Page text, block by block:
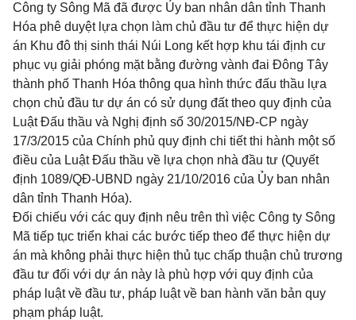
Công ty Sông Mã đã được Ủy ban nhân dân tỉnh Thanh
Hóa phê duyệt lựa chọn làm chủ đầu tư để thực hiện dự
án Khu đô thị sinh thái Núi Long kết hợp khu tái định cư
phục vụ giải phóng mặt bằng đường vành đai Đông Tây
thành phố Thanh Hóa thông qua hình thức đấu thầu lựa
chọn chủ đầu tư dự án có sử dụng đất theo quy định của
Luật Đấu thầu và Nghị định số 30/2015/NĐ-CP ngày
17/3/2015 của Chính phủ quy định chi tiết thi hành một số
điều của Luật Đấu thầu về lựa chọn nhà đầu tư (Quyết
định 1089/QĐ-UBND ngày 21/10/2016 của Ủy ban nhân
dân tỉnh Thanh Hóa).
Đối chiếu với các quy định nêu trên thì việc Công ty Sông
Mã tiếp tục triển khai các bước tiếp theo để thực hiện dự
án mà không phải thực hiện thủ tục chấp thuận chủ trương
đầu tư đối với dự án này là phù hợp với quy định của
pháp luật về đầu tư, pháp luật về ban hành văn bản quy
phạm pháp luật.